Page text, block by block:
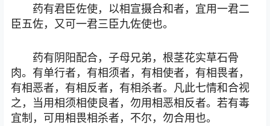
药有君臣佐使，以相宣摄合和者，宜用一君二
臣五佐，又可一君三臣九佐使也。
药有阴阳配合，子母兄弟，根茎花实草石骨
肉。有单行者，有相须者，有相使者，有相畏者，
有相恶者，有相反者，有相杀者。凡此七情和合视
之，当用相须相使良者，勿用相恶相反者。若有毒
宜制，可用相畏相杀者，不尔，勿合用也。